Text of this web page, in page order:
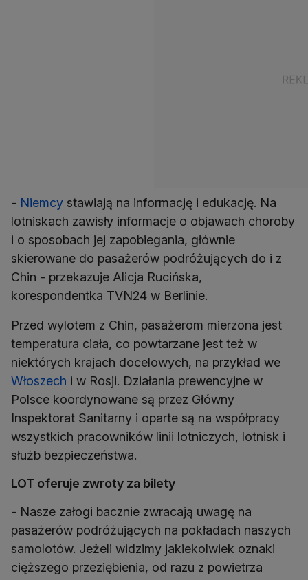
- Niemcy stawiają na informację i edukację. Na
lotniskach zawisły informacje o objawach choroby
i o sposobach jej zapobiegania, głównie
skierowane do pasażerów podróżujących do i z
Chin - przekazuje Alicja Rucińska,
korespondentka TVN24 w Berlinie.
Przed wylotem z Chin, pasażerom mierzona jest
temperatura ciała, co powtarzane jest też w
niektórych krajach docelowych, na przykład we
Włoszech i w Rosji. Działania prewencyjne w
Polsce koordynowane są przez Główny
Inspektorat Sanitarny i oparte są na współpracy
wszystkich pracowników linii lotniczych, lotnisk i
służb bezpieczeństwa.
LOT oferuje zwroty za bilety
- Nasze załogi bacznie zwracają uwagę na
pasażerów podróżujących na pokładach naszych
samolotów. Jeżeli widzimy jakiekolwiek oznaki
cięższego przeziębienia, od razu z powietrza